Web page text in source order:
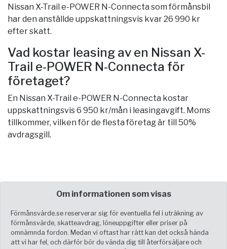
Nissan X-Trail e-POWER N-Connecta som förmånsbil
har den anställde uppskattningsvis kvar 26 990 kr
efter skatt.
Vad kostar leasing av en Nissan X-
Trail e-POWER N-Connecta för
företaget?
En Nissan X-Trail e-POWER N-Connecta kostar
uppskattningsvis 6 950 kr/mån i leasingavgift. Moms
tillkommer, vilken för de flesta företag är till 50%
avdragsgill.
Om informationen som visas
Förmånsvärde.se reserverar sig för eventuella fel i uträkning av
förmånsvärde, skatteavdrag, löneuppgifter eller priser på
omnämnda fordon. Medan vi oftast har rätt kan det också hända
att vi har fel, och därför bör du vända dig till återförsäljare och